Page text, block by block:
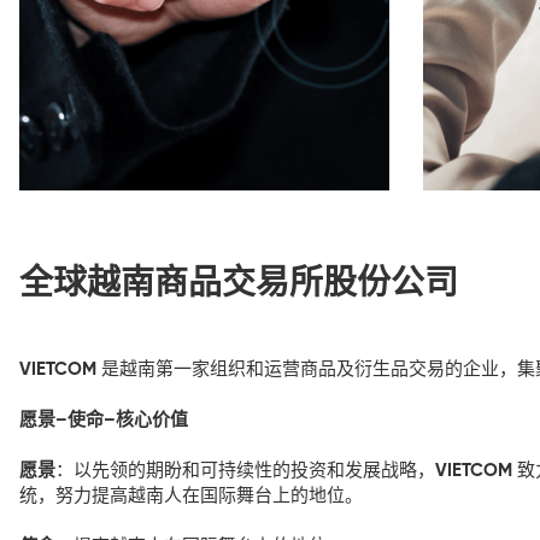
全球越南商品交易所股份公司
VIETCOM 是越南第一家组织和运营商品及衍生品交易的企业，
愿景–使命–核心价值
愿景：以先领的期盼和可持续性的投资和发展战略， VIETCOM 致
统，努力提高越南人在国际舞台上的地位。